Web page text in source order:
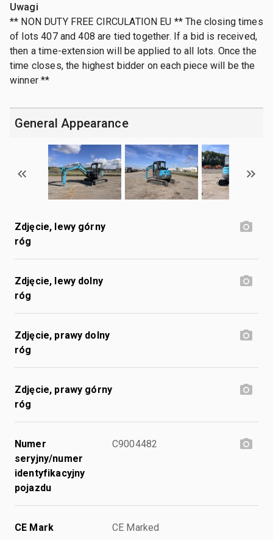
Uwagi
** NON DUTY FREE CIRCULATION EU ** The closing times
of lots 407 and 408 are tied together. If a bid is received,
then a time-extension will be applied to all lots. Once the
time closes, the highest bidder on each piece will be the
winner **
General Appearance
Zdjęcie, lewy górny
róg
Zdjęcie, lewy dolny
róg
Zdjęcie, prawy dolny
róg
Zdjęcie, prawy górny
róg
Numer
seryjny/numer
identyfikacyjny
pojazdu
C9004482
CE Mark CE Marked